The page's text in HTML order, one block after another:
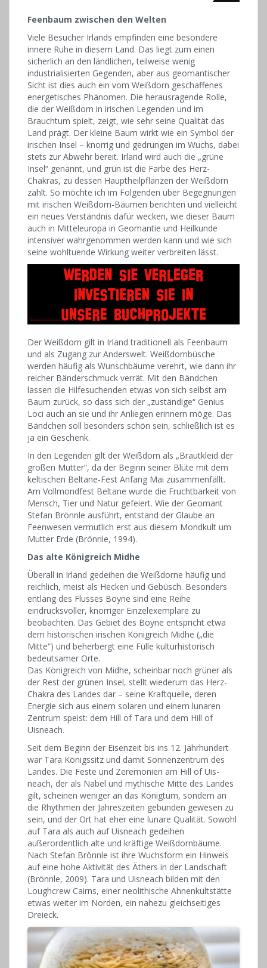
Feenbaum zwischen den Welten
Viele Besucher Irlands empfinden eine besondere
innere Ruhe in diesem Land. Das liegt zum einen
sicherlich an den ländlichen, teilweise wenig
industrialisierten Gegenden, aber aus geomantischer
Sicht ist dies auch ein vom Weißdorn geschaffenes
energetisches Phänomen. Die her­ausragende Rolle,
die der Weißdorn in irischen Legenden und im
Brauchtum spielt, zeigt, wie sehr seine Qualität das
Land prägt. Der kleine Baum wirkt wie ein Symbol der
irischen Insel – knorrig und gedrungen im Wuchs, dabei
stets zur Abwehr bereit. Irland wird auch die „grüne
Insel“ genannt, und grün ist die Farbe des Herz-
Chakras, zu dessen Hauptheilpflanzen der Weißdorn
zählt. So möchte ich im Folgenden über Begegnungen
mit irischen Weißdorn-Bäumen berichten und vielleicht
ein neues Verständnis dafür wecken, wie dieser Baum
auch in Mitteleuropa in Geomantie und Heilkunde
intensiver wahrgenommen werden kann und wie sich
seine wohltuende Wirkung weiter verbreiten lässt.
Der Weißdorn gilt in Irland traditionell als Feenbaum
und als Zugang zur Anderswelt. Weißdornbüsche
werden häufig als Wunschbäume verehrt, wie dann ihr
reicher Bänderschmuck verrät. Mit den Bändchen
lassen die Hilfesuchenden etwas von sich selbst am
Baum zurück, so dass sich der „zuständige“ Genius
Loci auch an sie und ihr Anliegen erinnern möge. Das
Bändchen soll besonders schön sein, schließlich ist es
ja ein Geschenk.
In den Legenden gilt der Weißdorn als „Brautkleid der
großen Mutter“, da der Beginn seiner Blüte mit dem
keltischen Beltane-Fest Anfang Mai zusammenfällt.
Am Vollmondfest Beltane wurde die Fruchtbarkeit von
Mensch, Tier und Natur gefeiert. Wie der Geomant
Stefan Brönnle ausführt, entstand der Glaube an
Feenwesen vermutlich erst aus diesem Mondkult um
Mutter Erde (Brönnle, 1994).
Das alte Königreich Midhe
Überall in Irland gedeihen die Weißdorne häufig und
reichlich, meist als Hecken und Gebüsch. Besonders
entlang des Flusses Boyne sind eine Reihe
eindrucksvoller, knorriger Einzelexemplare zu
beobachten. Das Gebiet des Boyne entspricht etwa
dem historischen irischen Königreich ­Midhe („die
Mitte“) und beherbergt eine Fülle kulturhistorisch
bedeutsamer Orte.
Das Königreich von Midhe, scheinbar noch grüner als
der Rest der grünen Insel, stellt wiederum das Herz-
Chakra des Landes dar – seine Kraftquelle, deren
Energie sich aus einem solaren und einem lunaren
Zentrum speist: dem Hill of Tara und dem Hill of
Uisneach.
Seit dem Beginn der Eisenzeit bis ins 12. Jahrhundert
war Tara Königssitz und damit Sonnenzentrum des
Landes. Die Feste und Zeremonien am Hill of Uis­
neach, der als Nabel und mythische Mitte des Landes
gilt, scheinen weniger an das Königtum, sondern an
die Rhythmen der Jahreszeiten gebunden gewesen zu
sein, und der Ort hat eher eine lunare Qualität. Sowohl
auf Tara als auch auf Uisneach gedeihen
außerordentlich alte und kräftige Weißdornbäume.
Nach Stefan ­Brönnle ist ihre Wuchsform ein Hinweis
auf eine hohe Aktivität des Äthers in der Landschaft
(Brönnle, 2009). Tara und Uisneach bilden mit den
Loughcrew Cairns, einer neolithische Ahnenkultstätte
etwas weiter im Norden, ein nahezu gleichseitiges
Dreieck.